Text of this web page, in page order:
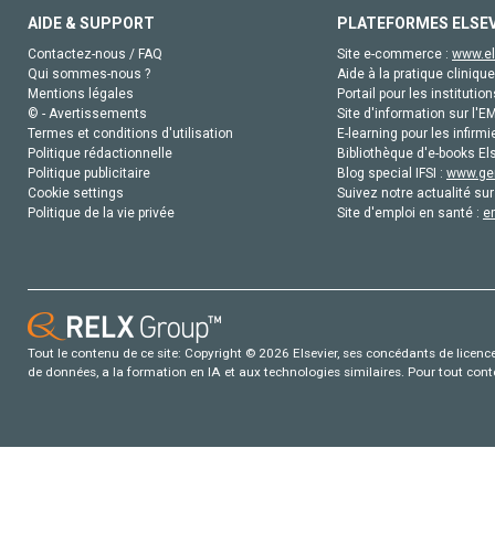
AIDE & SUPPORT
Contactez-nous / FAQ
Qui sommes-nous ?
Mentions légales
© - Avertissements
Termes et conditions d'utilisation
Politique rédactionnelle
Politique publicitaire
Cookie settings
Politique de la vie privée
PLATEFORMES
Site e-commerce :
Aide à la pratique
Portail pour les
Site d'information sur
E-learning pour les
Bibliothèque d'e-books
Blog special IFSI :
Suivez notre actualité
Site d'emploi en santé :
Tout le contenu de ce site: Copyright © 2026 Elsevier, ses concédants de
de données, a la formation en IA et aux technologies similaires. Pour tout